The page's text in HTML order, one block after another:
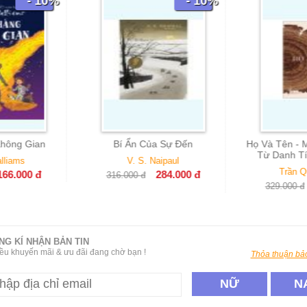
Sự Đến
Naipaul
284.000
Họ Và Tên - Một Lịch Sử Nhìn
Từ Danh Tính Người Việt
Trần Quang Đức
Tay
KÍ NHẬN BẢN TIN
khuyến mãi & ưu đãi đang chờ bạn ! Thỏa thuận
NỮ